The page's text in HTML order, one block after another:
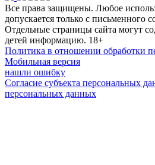
Все права защищены. Любое
допускается только с письменного
Отдельные страницы сайта могут
детей информацию. 18+
Политика в отношении обработки
Мобильная версия
нашли ошибку
Согласие субъекта персональных
персональных данных